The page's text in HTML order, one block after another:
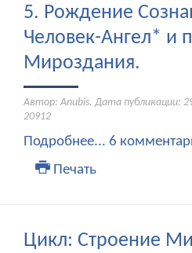
5. Рождение
Человек-Ангел* и
Мироздания.
Автор: Anubis. Дата публикации:
20912
Подробнее... 6
Печать
Цикл: Строение